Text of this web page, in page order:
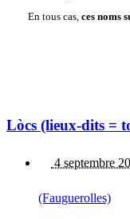
En tous cas, ces noms
Lòcs (lieux-dits =
4 septembre
(Fauguerolles)